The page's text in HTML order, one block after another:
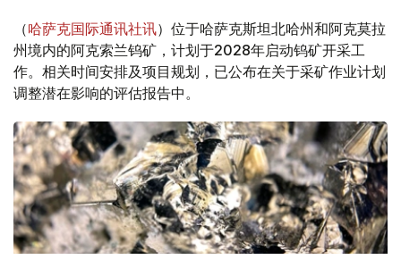
（哈萨克国际通讯社讯）位于哈萨克斯坦北哈州和阿克莫拉
州境内的阿克索兰钨矿，计划于2028年启动钨矿开采工
作。相关时间安排及项目规划，已公布在关于采矿作业计划
调整潜在影响的评估报告中。